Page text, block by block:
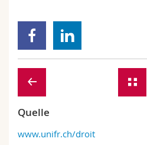
Quelle
www.unifr.ch/droit